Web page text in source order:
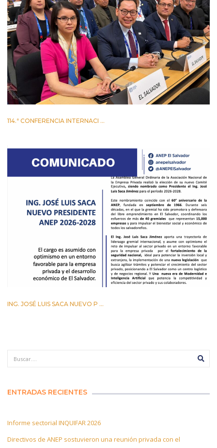
114.ª CONFERENCIA INTERNACI ...
ING. JOSÉ LUIS SACA NUEVO P ...
ENTRADAS RECIENTES
Informe sectorial INQUIFAR 2026
Directivos de ANEP sostuvieron una reunión privada con el